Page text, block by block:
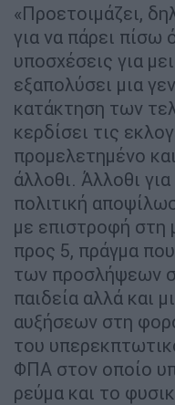
«Προετοιμάζει,
για να πάρει πίσω
υποσχέσεις για
εξαπολύσει μια
κατάκτηση των
κερδίσει τις
προμελετημένο
άλλοθι. Άλλοθι
πολιτική
με επιστροφή στη
προς 5, πράγμα
των προσλήψεων
παιδεία αλλά και
αυξήσεων στη
του
ΦΠΑ στον οποίο
ρεύμα και το